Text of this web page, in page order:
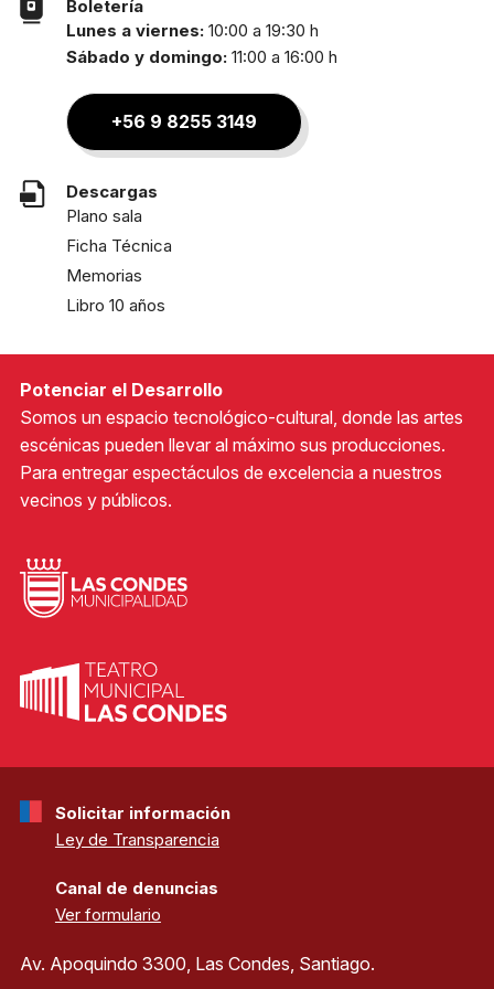
Boletería
Lunes a viernes:10:00 a 19:30 h
Sábado y domingo: 11:00 a 16:00 h
+56 9 8255 3149
Descargas
Plano sala
Ficha Técnica
Memorias
Libro 10 años
Potenciar el Desarrollo
Somos un espacio tecnológico-cultural, donde las artes
escénicas pueden llevar al máximo sus producciones.
Para entregar espectáculos de excelencia a nuestros
vecinos y públicos.
Solicitar información
Ley de Transparencia
Canal de denuncias
Ver formulario
Av. Apoquindo 3300, Las Condes, Santiago.